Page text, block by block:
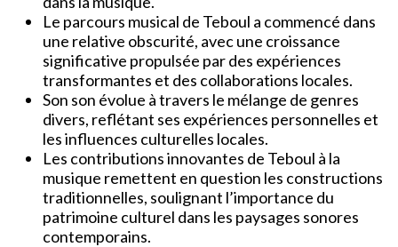
Le parcours musical de Teboul a commencé dans
une relative obscurité, avec une croissance
significative propulsée par des expériences
transformantes et des collaborations locales.
Son son évolue à travers le mélange de genres
divers, reflétant ses expériences personnelles et
les influences culturelles locales.
Les contributions innovantes de Teboul à la
musique remettent en question les constructions
traditionnelles, soulignant l’importance du
patrimoine culturel dans les paysages sonores
contemporains.